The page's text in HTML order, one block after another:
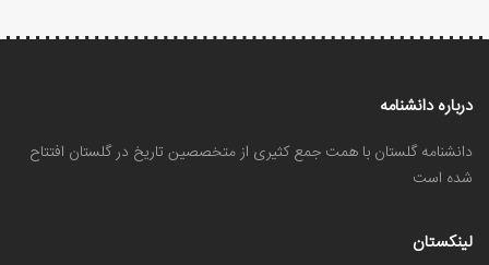
درباره دانشنامه
دانشنامه گلستان با همت جمع کثیری از متخصصین تاریخ در گلستان افتتاح
شده است
لینکستان